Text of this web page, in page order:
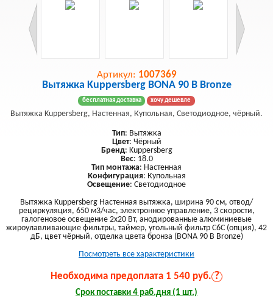
Артикул: 1007369
Вытяжка Kuppersberg BONA 90 B Bronze
бесплатная доставка хочу дешевле
Вытяжка Kuppersberg, Настенная, Купольная, Светодиодное, чёрный.
Тип: Вытяжка
Цвет: Чёрный
Бренд: Kuppersberg
Вес: 18.0
Тип монтажа: Настенная
Конфигурация: Купольная
Освещение: Светодиодное
Вытяжка Kuppersberg Настенная вытяжка, ширина 90 см, отвод/
рециркуляция, 650 м3/час, электронное управление, 3 скорости,
галогеновое освещение 2х20 Вт, анодированные алюминиевые
жироулавливающие фильтры, таймер, угольный фильтр С6С (опция), 42
дБ, цвет чёрный, отделка цвета бронза (BONA 90 B Bronze)
Посмотреть все характеристики
Необходима предоплата 1 540 руб. ?
Срок поставки 4 раб.дня (1 шт.)